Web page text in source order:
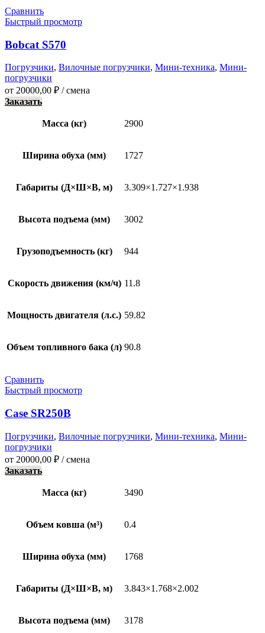
Сравнить
Быстрый просмотр
Bobcat S570
Погрузчики, Вилочные погрузчики, Мини-техника, Мини-
погрузчики
от 20000,00 ₽ / смена
Заказать
Масса (кг) 2900
Ширина обуха (мм) 1727
Габариты (Д×Ш×В, м) 3.309×1.727×1.938
Высота подъема (мм) 3002
Грузоподъемность (кг) 944
Скорость движения (км/ч) 11.8
Мощность двигателя (л.с.) 59.82
Объем топливного бака (л) 90.8
Сравнить
Быстрый просмотр
Case SR250B
Погрузчики, Вилочные погрузчики, Мини-техника, Мини-
погрузчики
от 20000,00 ₽ / смена
Заказать
Масса (кг) 3490
Объем ковша (м³) 0.4
Ширина обуха (мм) 1768
Габариты (Д×Ш×В, м) 3.843×1.768×2.002
Высота подъема (мм) 3178